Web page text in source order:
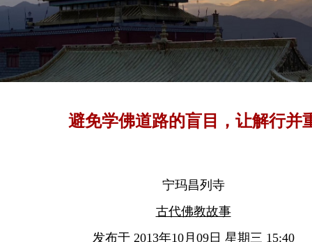
避免学佛道路的盲目，让解行并
宁玛昌列寺
古代佛教故事
发布于 2013年10月09日 星期三 15:40